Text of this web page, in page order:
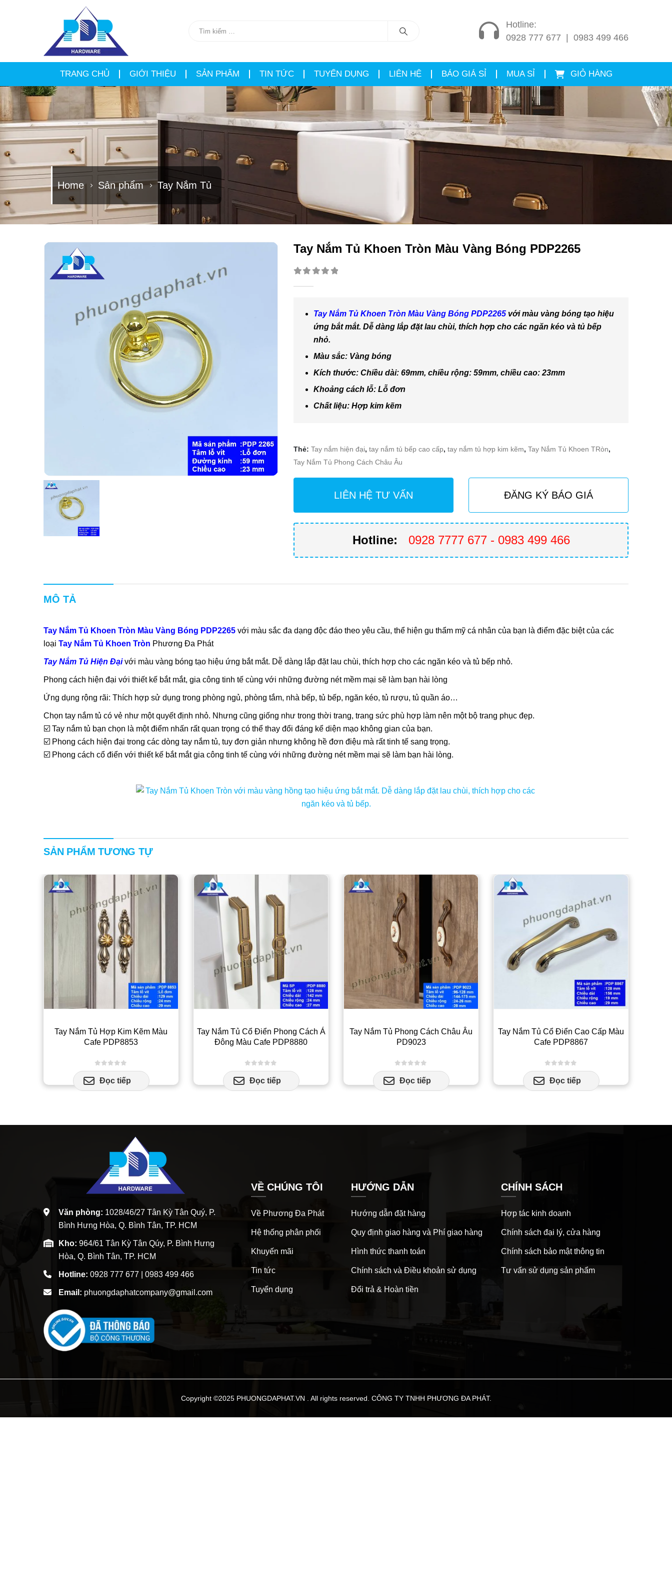
Hotline:
0928 777 677
0983 499 466
TRANG CHỦ GIỚI THIỆU SẢN PHẨM TIN TỨC TUYỂN DỤNG LIÊN HỆ BÁO GIÁ SỈ MUA SỈ GIỎ HÀNG
Home Sản phẩm Tay Nắm Tủ
Tay Nắm Tủ Khoen Tròn Màu Vàng Bóng PDP2265
Tay Nắm Tủ Khoen Tròn Màu Vàng Bóng PDP2265 với màu vàng bóng tạo hiệu
ứng bắt mắt. Dễ dàng lắp đặt lau chùi, thích hợp cho các ngăn kéo và tủ bếp
nhỏ.
Màu sắc: Vàng bóng
Kích thước: Chiều dài: 69mm, chiều rộng: 59mm, chiều cao: 23mm
Khoảng cách lỗ: Lỗ đơn
Chất liệu: Hợp kim kẽm
Thẻ: Tay nắm hiện đại, tay nắm tủ bếp cao cấp, tay nắm tủ hợp kim kẽm, Tay Nắm Tủ Khoen TRòn,
Tay Nắm Tủ Phong Cách Châu Âu
LIÊN HỆ TƯ VẤN ĐĂNG KÝ BÁO GIÁ
Hotline: 0928 7777 677 - 0983 499 466
MÔ TẢ
Tay Nắm Tủ Khoen Tròn Màu Vàng Bóng PDP2265 với màu sắc đa dạng độc đáo theo yêu cầu, thể hiện gu thẩm mỹ cá nhân của bạn là điểm đặc biệt của các
loại Tay Nắm Tủ Khoen Tròn Phương Đa Phát
Tay Nắm Tủ Hiện Đạivới màu vàng bóng tạo hiệu ứng bắt mắt. Dễ dàng lắp đặt lau chùi, thích hợp cho các ngăn kéo và tủ bếp nhỏ.
Phong cách hiện đại với thiết kế bắt mắt, gia công tinh tế cùng với những đường nét mềm mại sẽ làm bạn hài lòng
Ứng dụng rộng rãi: Thích hợp sử dụng trong phòng ngủ, phòng tắm, nhà bếp, tủ bếp, ngăn kéo, tủ rượu, tủ quần áo…
Chọn tay nắm tủ có vẻ như một quyết định nhỏ. Nhưng cũng giống như trong thời trang, trang sức phù hợp làm nên một bộ trang phục đẹp.
☑️ Tay nắm tủ bạn chọn là một điểm nhấn rất quan trọng có thể thay đổi đáng kể diện mạo không gian của bạn.
☑️ Phong cách hiện đại trong các dòng tay nắm tủ, tuy đơn giản nhưng không hề đơn điệu mà rất tinh tế sang trọng.
☑️ Phong cách cổ điển với thiết kế bắt mắt gia công tinh tế cùng với những đường nét mềm mại sẽ làm bạn hài lòng.
SẢN PHẨM TƯƠNG TỰ
Tay Nắm Tủ Hợp Kim Kẽm Màu
Cafe PDP8853
0out of 5
Đọc tiếp
Tay Nắm Tủ Cổ Điển Phong Cách Á
Đông Màu Cafe PDP8880
0out of 5
Đọc tiếp
Tay Nắm Tủ Phong Cách Châu Âu
PD9023
0out of 5
Đọc tiếp
Tay Nắm Tủ Cổ Điển Cao Cấp Màu
Cafe PDP8867
0out of 5
Đọc tiếp
Văn phòng: 1028/46/27 Tân Kỳ Tân Quý, P.
Bình Hưng Hòa, Q. Bình Tân, TP. HCM
Kho: 964/61 Tân Kỳ Tân Qúy, P. Bình Hưng
Hòa, Q. Bình Tân, TP. HCM
Hotline: 0928 777 677 | 0983 499 466
Email: phuongdaphatcompany@gmail.com
VỀ CHÚNG TÔI
Về Phương Đa Phát
Hệ thống phân phối
Khuyến mãi
Tin tức
Tuyển dụng
HƯỚNG DẪN
Hướng dẫn đặt hàng
Quy định giao hàng và Phí giao hàng
Hình thức thanh toán
Chính sách và Điều khoản sử dụng
Đổi trả & Hoàn tiền
CHÍNH SÁCH
Hợp tác kinh doanh
Chính sách đại lý, cửa hàng
Chính sách bảo mật thông tin
Tư vấn sử dụng sản phẩm
Copyright ©2025 PHUONGDAPHAT.VN . All rights reserved. CÔNG TY TNHH PHƯƠNG ĐA PHÁT.